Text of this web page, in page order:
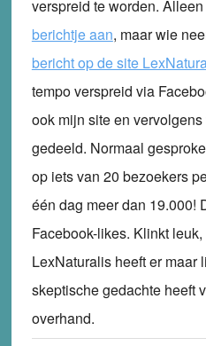
verspreid te worden. Alleen
berichtje aan, maar wie
bericht op de site
tempo verspreid via
ook mijn site en
gedeeld. Normaal
op iets van 20 bezoekers
één dag meer dan 19.000!
Facebook-likes. Klinkt
LexNaturalis heeft er maar
skeptische gedachte heeft
overhand.